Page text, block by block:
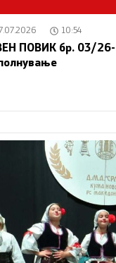
10:54
ПОВИК бр. 03/26-